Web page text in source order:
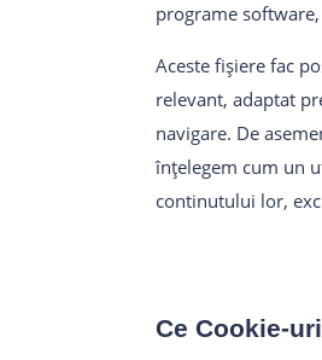
programe
Aceste fișiere fac
relevant, adaptat
navigare. De
înțelegem cum un
continutului lor,
Ce Cookie-